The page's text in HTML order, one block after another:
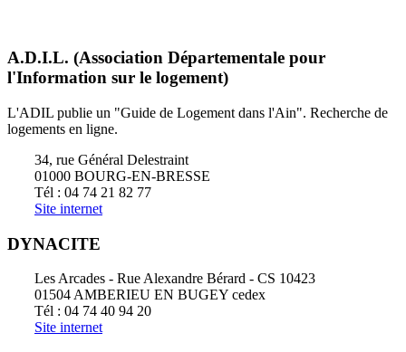
A.D.I.L. (Association Départementale pour
l'Information sur le logement)
L'ADIL publie un "Guide de Logement dans l'Ain". Recherche de
logements en ligne.
34, rue Général Delestraint
01000 BOURG-EN-BRESSE
Tél : 04 74 21 82 77
Site internet
DYNACITE
Les Arcades - Rue Alexandre Bérard - CS 10423
01504 AMBERIEU EN BUGEY cedex
Tél : 04 74 40 94 20
Site internet